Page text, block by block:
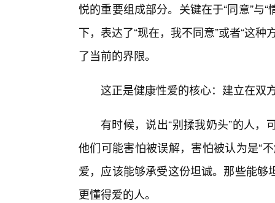
悦的重要组成部分。关键在于“同意”与
下，表达了“现在，我不同意”或者“这
了当前的界限。
这正是健康性爱的核心：建立在双
有时候，说出“别揉我奶头”的人
他们可能害怕被误解，害怕被认为是“
爱，应该能够承受这份坦诚。那些能
更懂得爱的人。